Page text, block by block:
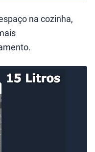
na cozinha,